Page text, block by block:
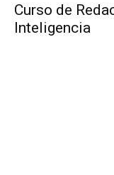
Curso de
Inteligencia